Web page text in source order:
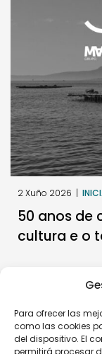
Para ofrecer las
como las cookies
del dispositivo. El
permitirá procesar
2 Xuño 2026 |
50 anos de
cultura e o